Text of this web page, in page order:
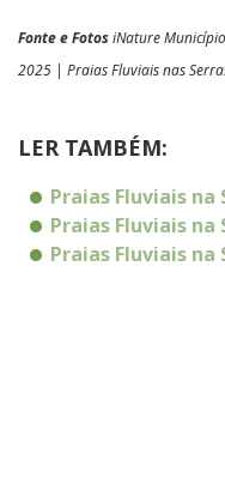
Fonte e FotosiNature
2025 | Praias Fluviais nas
LER TAMBÉM:
Praias Fluviais na
Praias Fluviais na
Praias Fluviais na